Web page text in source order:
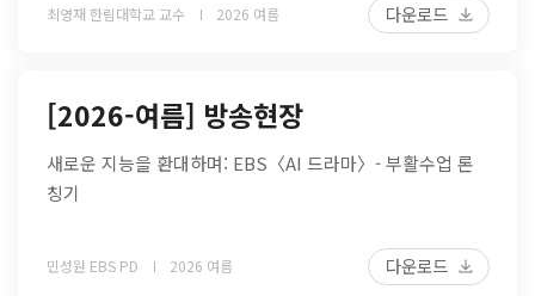
최영재 한림대학교 교수 2026 여름 다운로드
[2026-여름] 방송현장
새로운 지능을 환대하며: EBS〈AI 드라마〉- 부활수업 론
칭기
민성원 EBS PD 2026 여름 다운로드